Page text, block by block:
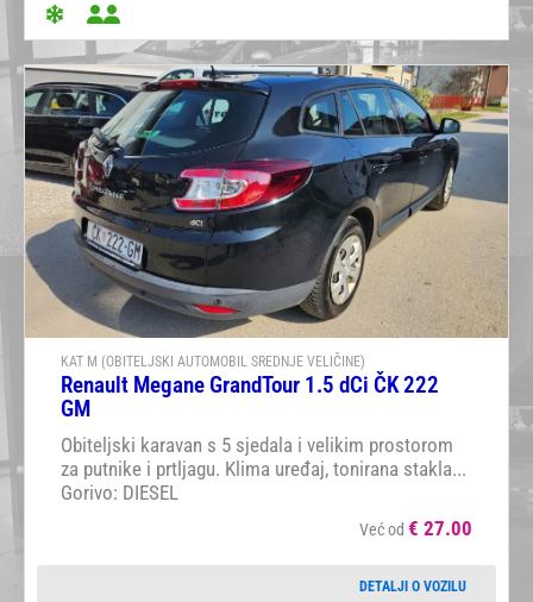
KAT M (OBITELJSKI AUTOMOBIL SREDNJE VELIČINE)
Renault Megane GrandTour 1.5 dCi ČK 222
GM
Obiteljski karavan s 5 sjedala i velikim prostorom
za putnike i prtljagu. Klima uređaj, tonirana stakla...
Gorivo: DIESEL
Već od € 27.00
DETALJI O VOZILU